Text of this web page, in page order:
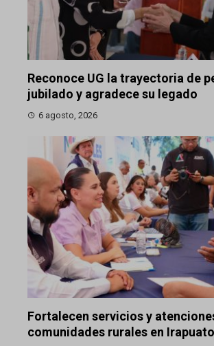
Reconoce UG la trayectoria de
jubilado y agradece su legado
6 agosto, 2026
Fortalecen servicios y
comunidades rurales en Irapuato